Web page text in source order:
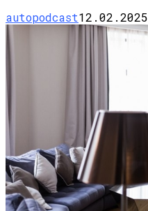
autopodcast12.02.2025